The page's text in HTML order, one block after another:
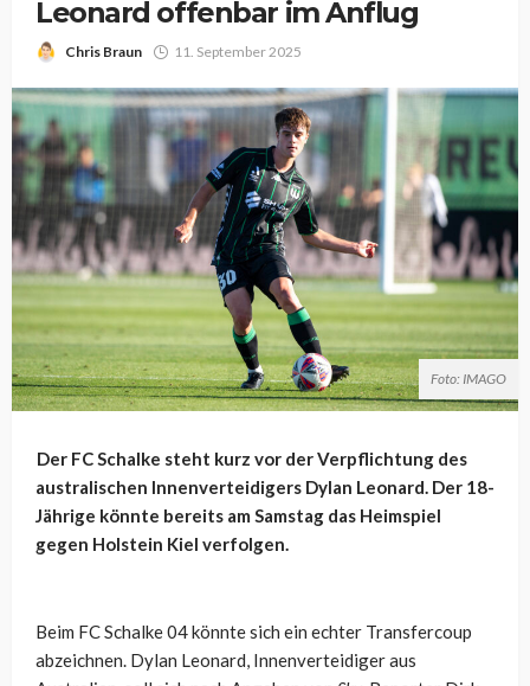
Leonard offenbar im Anflug
Chris Braun 11. September 2025
Foto: IMAGO
Der FC Schalke steht kurz vor der Verpflichtung des
australischen Innenverteidigers Dylan Leonard. Der 18-
Jährige könnte bereits am Samstag das Heimspiel
gegen Holstein Kiel verfolgen.
Beim FC Schalke 04 könnte sich ein echter Transfercoup
abzeichnen. Dylan Leonard, Innenverteidiger aus